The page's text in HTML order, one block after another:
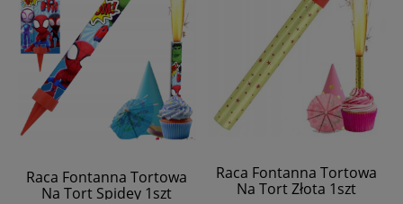
Raca Fontanna Tortowa
Na Tort Spidey 1szt
Raca Fontanna Tortowa
Na Tort Złota 1szt